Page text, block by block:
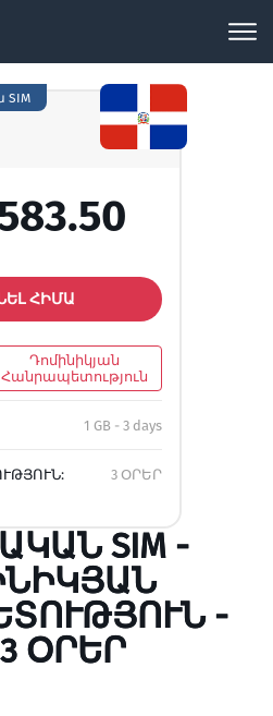
ՀԻՄԱ
Դոմինիկյան
Հանրապետություն
1 GB - 3 days
3 ՕՐԵՐ
SIM -
-
3 ՕՐԵՐ